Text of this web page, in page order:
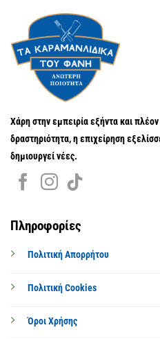
Χάρη στην εμπειρία εξήντα και
δραστηριότητα, η επιχείρηση
δημιουργεί νέες.
Πληροφορίες
Πολιτική Απορρήτου
Πολιτική Cookies
Όροι Χρήσης